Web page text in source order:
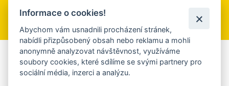
Přihlásit se k odběru
Aplikace Mobilní rozhlas
Chcete dostávat do svého mobilu či mailu upozornění na
Informace o cookies!
Abychom vám usnadnili procházení stránek,
nabídli přizpůsobený obsah nebo reklamu a mohli
anonymně analyzovat návštěvnost, využíváme
soubory cookies, které sdílíme se svými partnery pro
sociální média, inzerci a analýzu.